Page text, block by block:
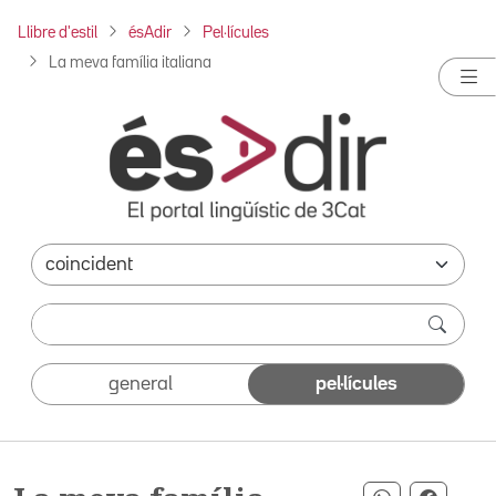
Llibre d'estil ésAdir Pel·lícules
La meva família italiana
general pel·lícules